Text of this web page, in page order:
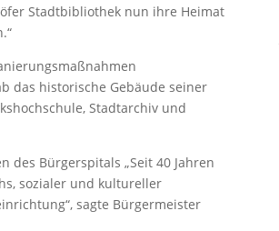
Stadtbibliothek nun ihre Heimat
das historische Gebäude seiner
Stadtarchiv und
des Bürgerspitals „Seit 40 Jahren
sozialer und kultureller
sagte Bürgermeister